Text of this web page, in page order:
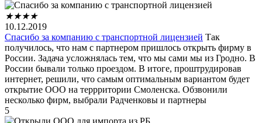
★★★★
10.12.2019
Спасибо за компанию с транспортной лицензией Так
получилось, что нам с партнером пришлось открыть фирму в
России. Задача усложнялась тем, что мы сами мы из Гродно. В
России бывали только проездом. В итоге, проштрудировав
интернет, решили, что самым оптимальным вариантом будет
открытие ООО на террритории Смоленска. Обзвонили
несколько фирм, выбрали Радченковы и партнеры
5